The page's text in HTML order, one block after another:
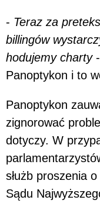
- Teraz za
billingów
hodujemy charty-
Panoptykon i to
Panoptykon
zignorować
dotyczy. W
służb proszenia
Sądu